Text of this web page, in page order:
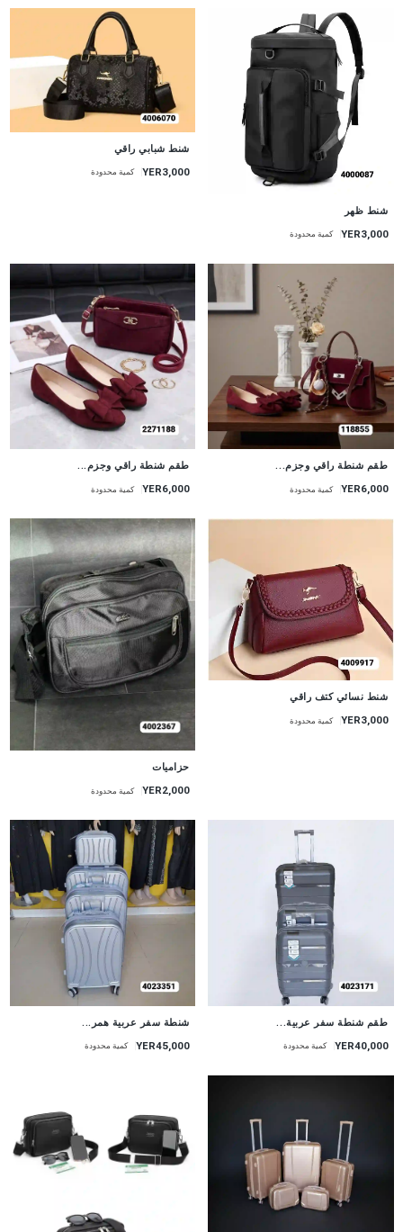
شنط ظهر
YER3,000 كمية محدودة
شنط شبابي راقي
YER3,000 كمية محدودة
طقم شنطة راقي وجزم...
YER6,000 كمية محدودة
طقم شنطة راقي وجزم...
YER6,000 كمية محدودة
شنط نسائي كتف راقي
YER3,000 كمية محدودة
حزاميات
YER2,000 كمية محدودة
طقم شنطة سفر عربية...
YER40,000 كمية محدودة
شنطة سفر عربية همر...
YER45,000 كمية محدودة